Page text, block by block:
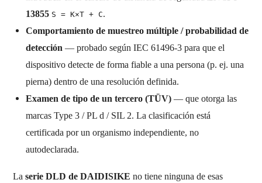
13855 S = K×T + C.
Comportamiento de muestreo múltiple / probabilidad de
detección — probado según IEC 61496-3 para que el
dispositivo detecte de forma fiable a una persona (p. ej. una
pierna) dentro de una resolución definida.
Examen de tipo de un tercero (TÜV) — que otorga las
marcas Type 3 / PL d / SIL 2. La clasificación está
certificada por un organismo independiente, no
autodeclarada.
La serie DLD de DAIDISIKE no tiene ninguna de esas